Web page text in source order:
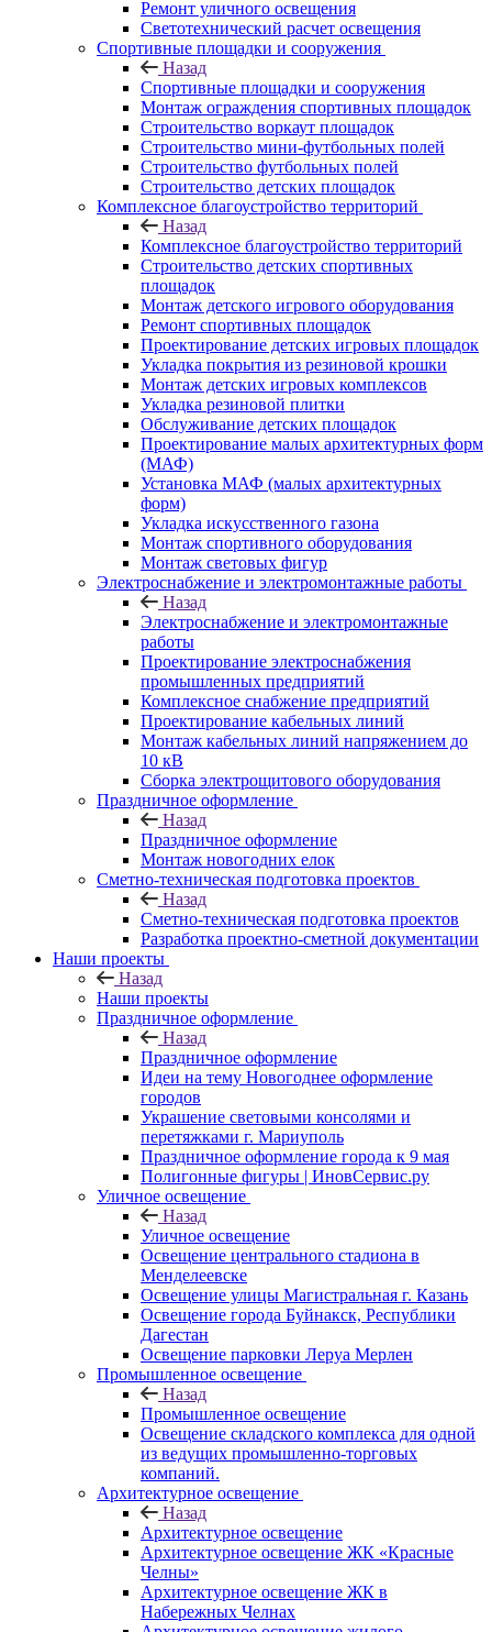
Ремонт уличного освещения
Светотехнический расчет освещения
Спортивные площадки и сооружения
Назад
Спортивные площадки и сооружения
Монтаж ограждения спортивных площадок
Строительство воркаут площадок
Строительство мини-футбольных полей
Строительство футбольных полей
Строительство детских площадок
Комплексное благоустройство территорий
Назад
Комплексное благоустройство территорий
Строительство детских спортивных
площадок
Монтаж детского игрового оборудования
Ремонт спортивных площадок
Проектирование детских игровых площадок
Укладка покрытия из резиновой крошки
Монтаж детских игровых комплексов
Укладка резиновой плитки
Обслуживание детских площадок
Проектирование малых архитектурных форм
(МАФ)
Установка МАФ (малых архитектурных
форм)
Укладка искусственного газона
Монтаж спортивного оборудования
Монтаж световых фигур
Электроснабжение и электромонтажные работы
Назад
Электроснабжение и электромонтажные
работы
Проектирование электроснабжения
промышленных предприятий
Комплексное снабжение предприятий
Проектирование кабельных линий
Монтаж кабельных линий напряжением до
10 кВ
Сборка электрощитового оборудования
Праздничное оформление
Назад
Праздничное оформление
Монтаж новогодних елок
Сметно-техническая подготовка проектов
Назад
Сметно-техническая подготовка проектов
Разработка проектно-сметной документации
Наши проекты
Назад
Наши проекты
Праздничное оформление
Назад
Праздничное оформление
Идеи на тему Новогоднее оформление
городов
Украшение световыми консолями и
перетяжками г. Мариуполь
Праздничное оформление города к 9 мая
Полигонные фигуры | ИновСервис.ру
Уличное освещение
Назад
Уличное освещение
Освещение центрального стадиона в
Менделеевске
Освещение улицы Магистральная г. Казань
Освещение города Буйнакск, Республики
Дагестан
Освещение парковки Леруа Мерлен
Промышленное освещение
Назад
Промышленное освещение
Освещение складского комплекса для одной
из ведущих промышленно-торговых
компаний.
Архитектурное освещение
Назад
Архитектурное освещение
Архитектурное освещение ЖК «Красные
Челны»
Архитектурное освещение ЖК в
Набережных Челнах